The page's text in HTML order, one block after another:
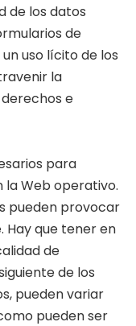
de los datos
de
uso lícito de los
la
e
para
Web operativo.
pueden provocar
que tener en
de
de los
pueden variar
pueden ser